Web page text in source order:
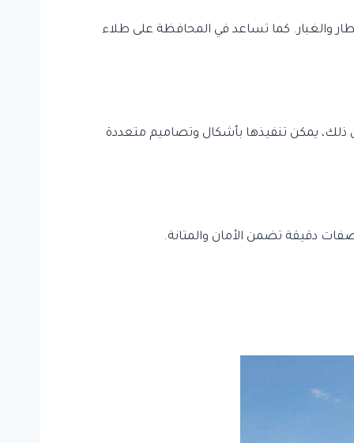
والغبار. كما تساعد في المحافظة على طلاء
ذلك، يمكن تنفيذها بأشكال وتصاميم متعددة
دقيقة تضمن الأمان والمتانة.